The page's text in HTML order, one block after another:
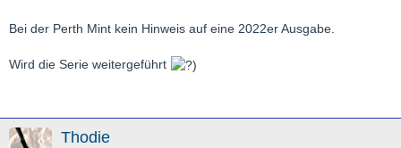
Bei der Perth Mint kein Hinweis auf eine 2022er Ausgabe.
Wird die Serie weitergeführt
Thodie